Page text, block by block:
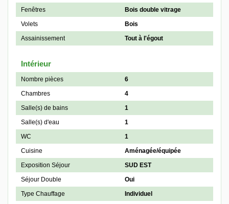
Fenêtres
Bois double vitrage
Volets
Bois
Assainissement
Tout à l'égout
Intérieur
Nombre pièces
6
Chambres
4
Salle(s) de bains
1
Salle(s) d'eau
1
WC
1
Cuisine
Aménagée/équipée
Exposition Séjour
SUD EST
Séjour Double
Oui
Type Chauffage
Individuel